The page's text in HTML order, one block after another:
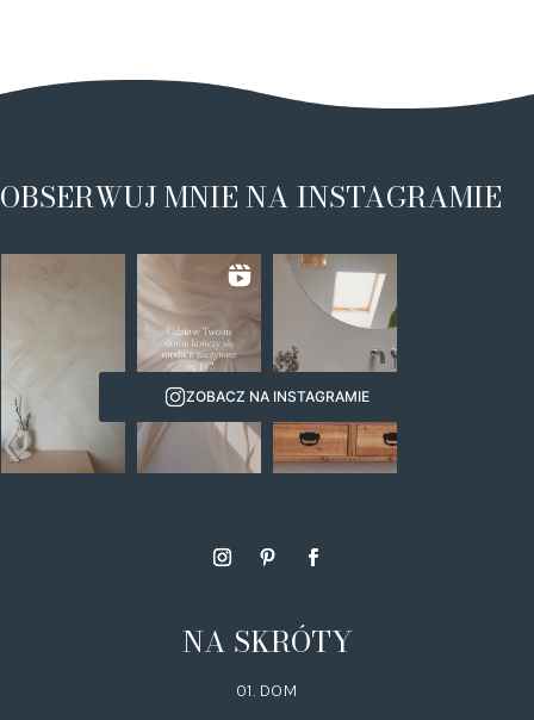
OBSERWUJ MNIE NA INSTAGRAMIE
ZOBACZ NA INSTAGRAMIE
NA SKRÓTY
01. DOM